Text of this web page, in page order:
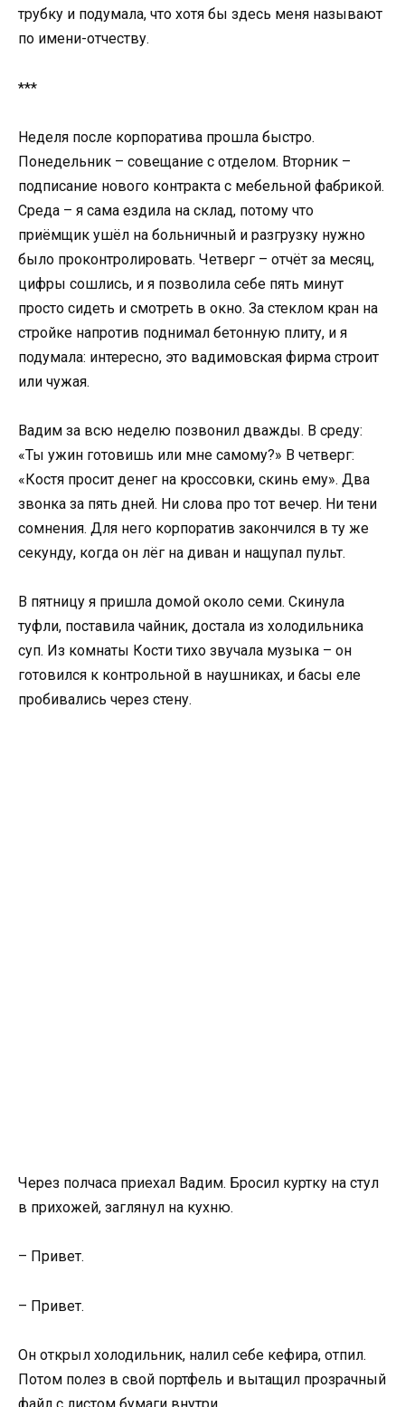
трубку и подумала, что хотя бы здесь меня называют
по имени-отчеству.
***
Неделя после корпоратива прошла быстро.
Понедельник – совещание с отделом. Вторник –
подписание нового контракта с мебельной фабрикой.
Среда – я сама ездила на склад, потому что
приёмщик ушёл на больничный и разгрузку нужно
было проконтролировать. Четверг – отчёт за месяц,
цифры сошлись, и я позволила себе пять минут
просто сидеть и смотреть в окно. За стеклом кран на
стройке напротив поднимал бетонную плиту, и я
подумала: интересно, это вадимовская фирма строит
или чужая.
Вадим за всю неделю позвонил дважды. В среду:
«Ты ужин готовишь или мне самому?» В четверг:
«Костя просит денег на кроссовки, скинь ему». Два
звонка за пять дней. Ни слова про тот вечер. Ни тени
сомнения. Для него корпоратив закончился в ту же
секунду, когда он лёг на диван и нащупал пульт.
В пятницу я пришла домой около семи. Скинула
туфли, поставила чайник, достала из холодильника
суп. Из комнаты Кости тихо звучала музыка – он
готовился к контрольной в наушниках, и басы еле
пробивались через стену.
Через полчаса приехал Вадим. Бросил куртку на стул
в прихожей, заглянул на кухню.
– Привет.
– Привет.
Он открыл холодильник, налил себе кефира, отпил.
Потом полез в свой портфель и вытащил прозрачный